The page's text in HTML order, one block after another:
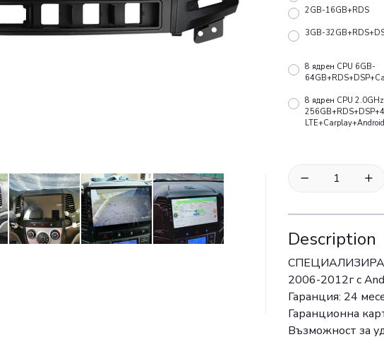
2GB-16GB+RDS
3GB-
8 ядрен CPU 6GB-
8 ядрен CPU
Description
2006-2012г с
Гаранция: 24
Гаранционна
Възможност за